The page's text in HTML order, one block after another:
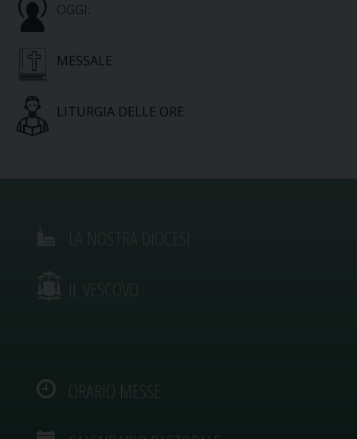
OGGI:
MESSALE
LITURGIA DELLE ORE
IL VESCOVO
ORARIO MESSE